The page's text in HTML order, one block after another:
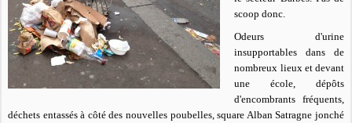
scoop donc.
Odeurs d'urine
insupportables dans de
nombreux lieux et devant
une école, dépôts
d'encombrants fréquents,
déchets entassés à côté des nouvelles poubelles, square Alban Satragne jonché